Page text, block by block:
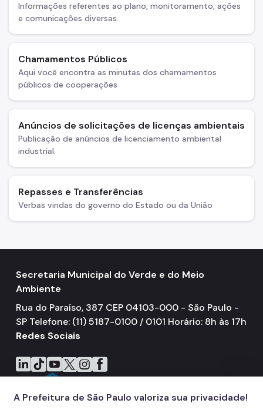
Programas
Resíduos Sólidos
Legislação
Biblioteca
Ouvidoria Geral
Informações referentes ao plano, monitoramento, ações
e comunicações diversas.
Chamamentos Públicos
Aqui você encontra as minutas dos chamamentos
públicos de cooperações
Anúncios de solicitações de licenças ambientais
Publicação de anúncios de licenciamento ambiental
industrial.
Repasses e Transferências
Verbas vindas do governo do Estado ou da União
Secretaria Municipal do Verde e do Meio
Ambiente
Rua do Paraíso, 387 CEP 04103-000 - São Paulo -
SP Telefone: (11) 5187-0100 / 0101 Horário: 8h às 17h
Redes Sociais
Icone do LinkedIn
Icone do TikTok
Icone do YouTube
Icone do X
Icone do Instagram
Icone do Facebook
A Prefeitura de São Paulo valoriza sua privacidade!